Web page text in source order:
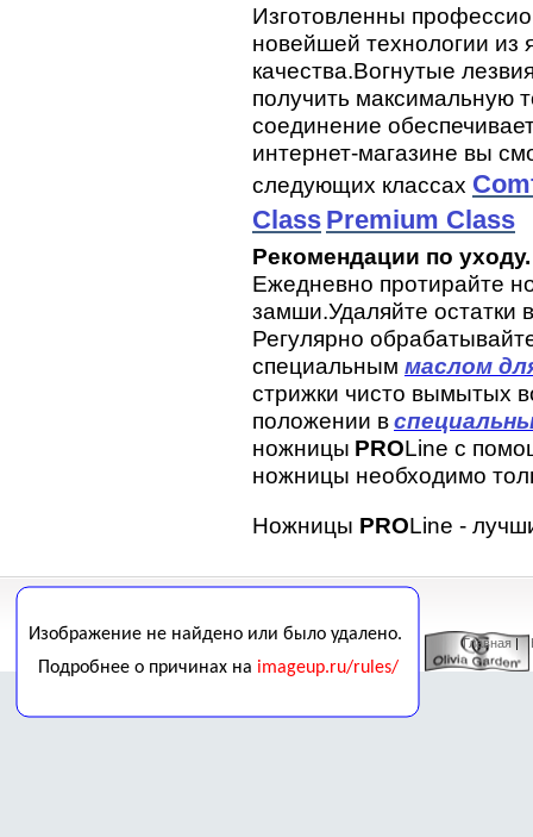
Изготовленны
новейшей технологии из
качества.Вогнутые
получить максимальную
соединение
интернет-магазине вы
следующих классах
Class Premium Class
Рекомендации по уходу.
Ежедневно протирайте
замши.Удаляйте остатки
Регулярно
специальным маслом
стрижки чисто вымытых
положении в
ножницы PRОLine с
ножницы необходимо
Ножницы PRОLine -
Главная|